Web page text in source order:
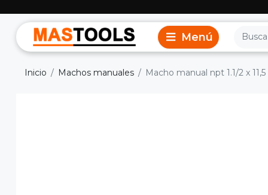
Inicio Machos manuales Macho manual npt 1.1/2 x